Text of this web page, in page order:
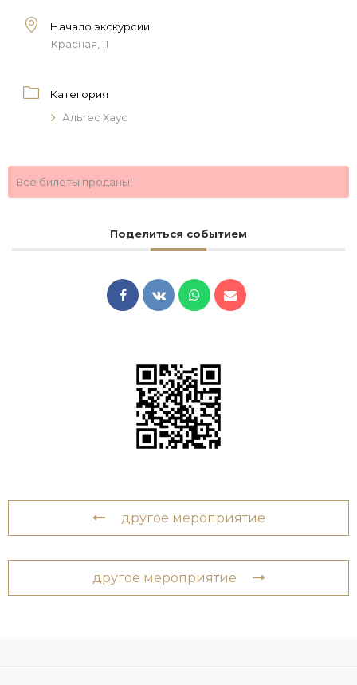
Начало экскурсии
Красная, 11
Категория
Альтес Хаус
Все билеты проданы!
Поделиться событием
другое мероприятие
другое мероприятие